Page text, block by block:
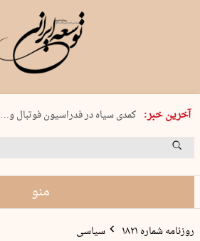
آخرین خبر:
دوشنبه 19 مرداد 1405 شماره 2246
کمدی سیاه در فدراسیون فوتبال و…
بریم ماهیگیری!
منو
روزنامه شماره ۱۸۲۱ سیاسی